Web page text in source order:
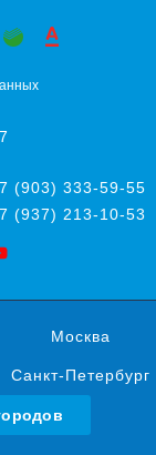
(903) 333-59-55
(937) 213-10-53
Москва
Санкт-Петербург